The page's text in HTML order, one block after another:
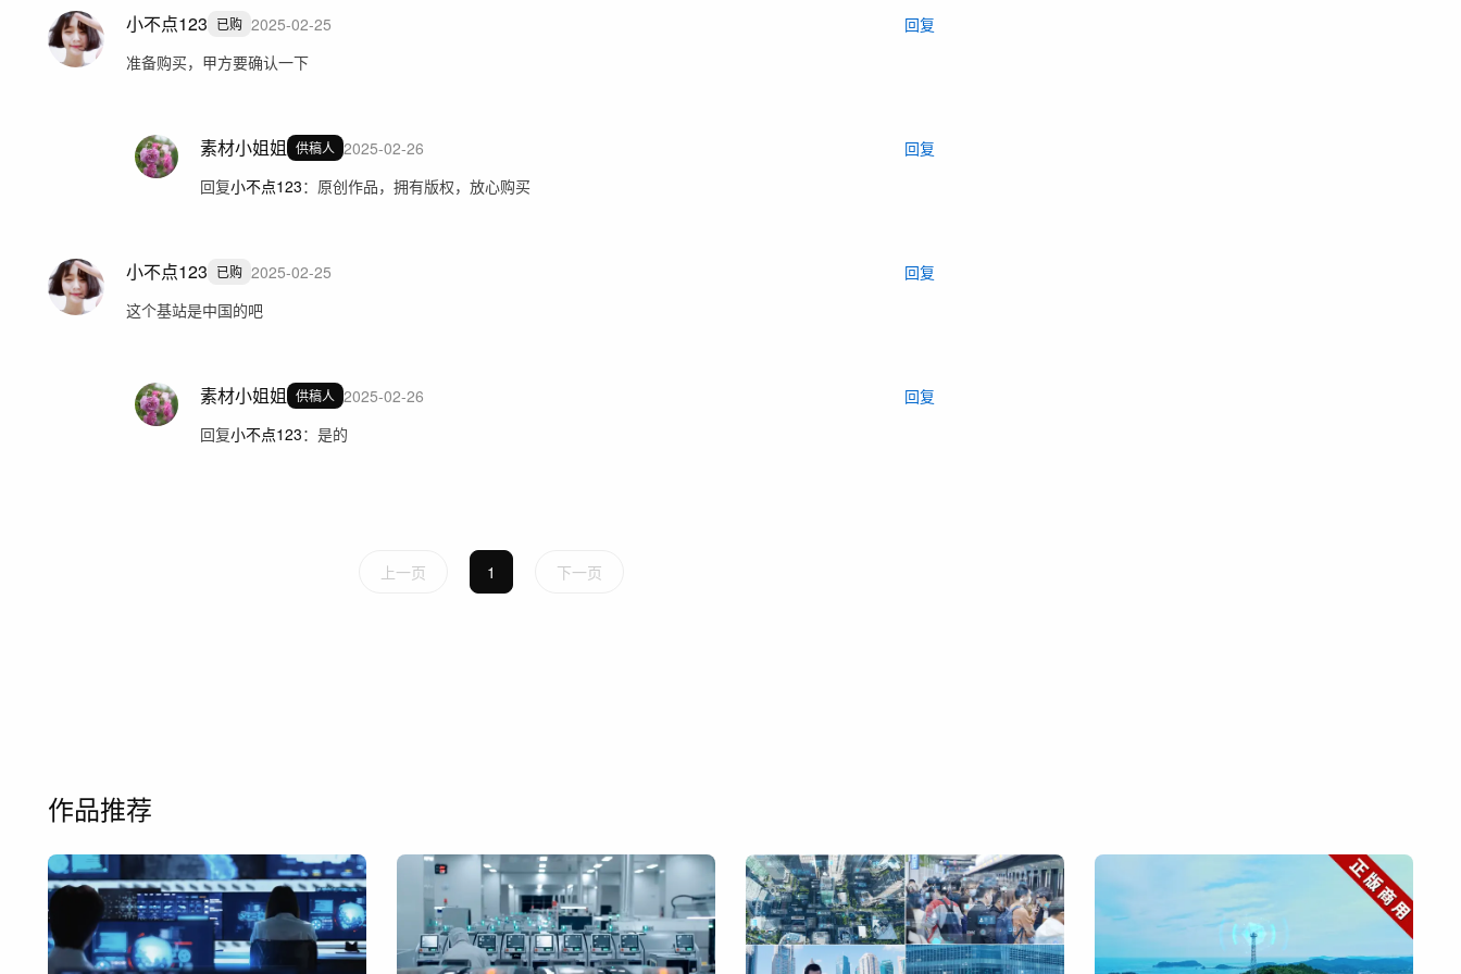
小不点123 已购 2025-02-25
回复
准备购买，甲方要确认一下
素材小姐姐 供稿人 2025-02-26
回复
回复小不点123： 原创作品，拥有版权，放心购买
小不点123 已购 2025-02-25
回复
这个基站是中国的吧
素材小姐姐 供稿人 2025-02-26
回复
回复小不点123： 是的
上一页 1 下一页
作品推荐